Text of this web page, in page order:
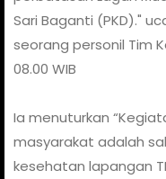
Sari Baganti (PKD)."
seorang personil Tim
08.00 WIB
Ia menuturkan
masyarakat adalah
kesehatan lapangan